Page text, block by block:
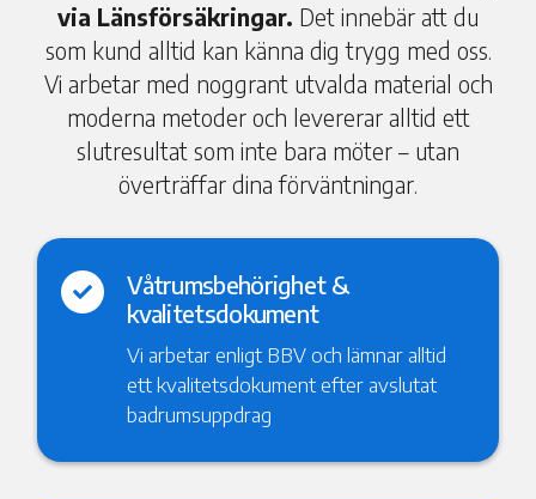
via Länsförsäkringar. Det innebär att du
som kund alltid kan känna dig trygg med oss.
Vi arbetar med noggrant utvalda material och
moderna metoder och levererar alltid ett
slutresultat som inte bara möter – utan
överträffar dina förväntningar.

Våtrumsbehörighet &
kvalitetsdokument
Vi arbetar enligt BBV och lämnar alltid
ett kvalitetsdokument efter avslutat
badrumsuppdrag